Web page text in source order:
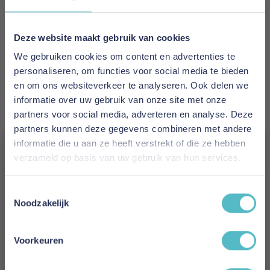
Deze website maakt gebruik van cookies
We gebruiken cookies om content en advertenties te
personaliseren, om functies voor social media te bieden
en om ons websiteverkeer te analyseren. Ook delen we
informatie over uw gebruik van onze site met onze
partners voor social media, adverteren en analyse. Deze
partners kunnen deze gegevens combineren met andere
informatie die u aan ze heeft verstrekt of die ze hebben
verzameld op basis van uw gebruik van hun services.
Noodzakelijk
Voorkeuren
80% katoen - 20% polyester
Kleur
Taupe
Hoogte
14 cm
Gewicht
E-mail